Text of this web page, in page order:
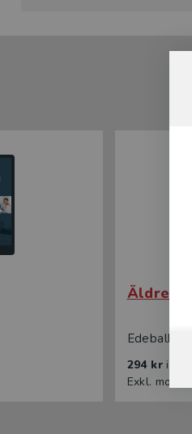
Edebalk,
294 kr inkl.
Exkl. moms: